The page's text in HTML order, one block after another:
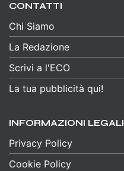
CONTATTI
Chi Siamo
La Redazione
Scrivi a l'ECO
La tua pubblicità qui!
INFORMAZIONI LEGALI
Privacy Policy
Cookie Policy